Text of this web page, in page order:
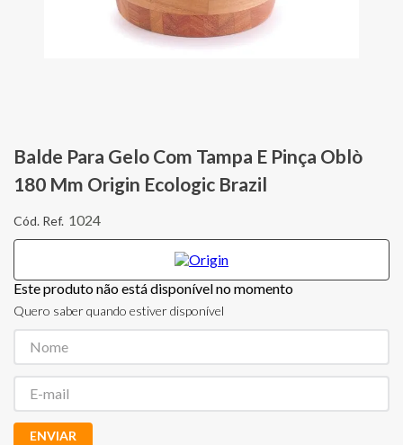
Balde Para Gelo Com Tampa E Pinça Oblò
180 Mm Origin Ecologic Brazil
1024
Este produto não está disponível no momento
Quero saber quando estiver disponível
ENVIAR